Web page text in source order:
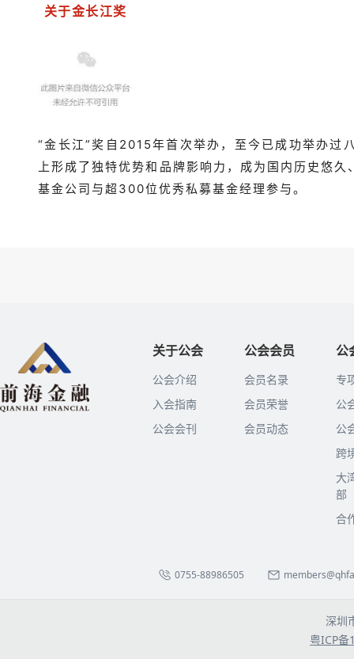
关于金长江奖
“金长江”奖 自2015年首次举办，至今已成功举办过
上形成了独特优势和品牌影响力，成为国内历史悠
基金公司与超300位优秀私募基金经理参与。
关于公会
公会介绍
入会指南
公会会刊
公会会员
会员名录
会员荣誉
会员动态
公
专
公
公
跨
大
部
合
0755-88986505
深圳
粤ICP